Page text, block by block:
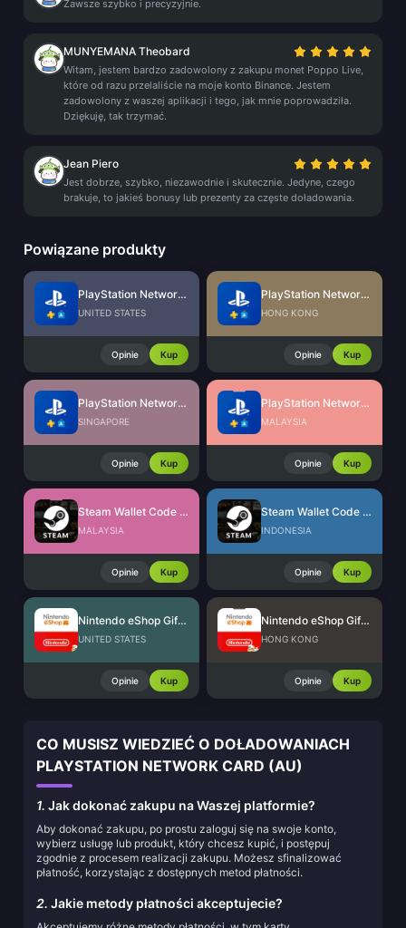
Zawsze szybko i precyzyjnie.
MUNYEMANA Theobard
Witam, jestem bardzo zadowolony z zakupu monet Poppo Live,
które od razu przelaliście na moje konto Binance. Jestem
zadowolony z waszej aplikacji i tego, jak mnie poprowadziła.
Dziękuję, tak trzymać.
Jean Piero
Jest dobrze, szybko, niezawodnie i skutecznie. Jedyne, czego
brakuje, to jakieś bonusy lub prezenty za częste doładowania.
Powiązane produkty
PlayStation Network Card (US)
UNITED STATES
Opinie Kup
PlayStation Network Card (HK)
HONG KONG
Opinie Kup
PlayStation Network Card (SG)
SINGAPORE
Opinie Kup
PlayStation Network Card (MY)
MALAYSIA
Opinie Kup
Steam Wallet Code (MYR)
MALAYSIA
Opinie Kup
Steam Wallet Code (IDR)
INDONESIA
Opinie Kup
Nintendo eShop Gift Card (US)
UNITED STATES
Opinie Kup
Nintendo eShop Gift Card (HK)
HONG KONG
Opinie Kup
CO MUSISZ WIEDZIEĆ O DOŁADOWANIACH
PLAYSTATION NETWORK CARD (AU)
1. Jak dokonać zakupu na Waszej platformie?
Aby dokonać zakupu, po prostu zaloguj się na swoje konto,
wybierz usługę lub produkt, który chcesz kupić, i postępuj
zgodnie z procesem realizacji zakupu. Możesz sfinalizować
płatność, korzystając z dostępnych metod płatności.
2. Jakie metody płatności akceptujecie?